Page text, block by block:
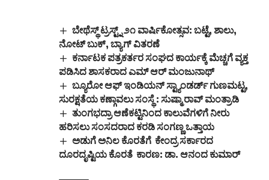
ಬೇಥೆಸ್ಥ್ ಟ್ರಸ್ಟ್ನ್ ೨೧ ವಾರ್ಷಿಕೋತ್ಸವ: ಬಟ್ಟೆ, ಶಾಲು,
ನೋಟ್ ಬುಕ್, ಬ್ಯಾಗ್ ವಿತರಣೆ
ಕರ್ನಾಟಕ ಪತ್ರಕರ್ತರ ಸಂಘದ ಕಾರ್ಯಕ್ಕೆ ಮೆಚ್ಚಗೆ ವ್ಯಕ್ತ
ಪಡಿಸಿದ ಶಾಸಕರಾದ ಎಮ್ ಆರ್ ಮಂಜುನಾಥ್
ಬ್ಯೂರೋ ಆಫ್ ಇಂಡಿಯನ್ ಸ್ಟ್ಯಾಂಡರ್ಡ್ ಗುಣಮಟ್ಟ,
ಸುರಕ್ಷತೆಯ ಕಣ್ಗಾವಲು ಸಂಸ್ಥೆ : ಸುಷ್ಮಾ ರಾವ್ ಮಂತ್ರಾಡಿ
ತುಂಗಭದ್ರಾ ಆಣೆಕಟ್ಟಿನಿಂದ ಕಾಲುವೆಗಳಿಗೆ ನೀರು
ಹರಿಸಲು ಸಂಸದರಾದ ಕರಡಿ ಸಂಗಣ್ಣ ಒತ್ತಾಯ
ಅಡುಗೆ ಅನಿಲ ಕೊರತೆಗೆ ಕೇಂದ್ರ ಸರ್ಕಾರದ
ದೂರದೃಷ್ಟಿಯ ಕೊರತೆ ಕಾರಣ: ಡಾ. ಆನಂದ ಕುಮಾರ್